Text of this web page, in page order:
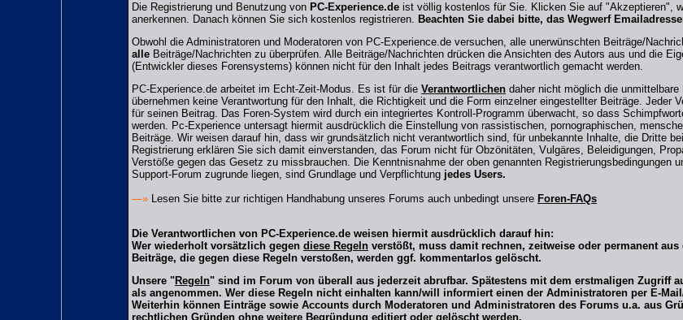
Die Registrierung und Benutzung von PC-Experience.de ist völlig kostenlos für Sie. Klicken Sie auf "Akzeptieren",
anerkennen. Danach können Sie sich kostenlos registrieren. Beachten Sie dabei bitte, das Wegwerf
Obwohl die Administratoren und Moderatoren von PC-Experience.de versuchen, alle unerwünschten Beiträge/
alle Beiträge/Nachrichten zu überprüfen. Alle Beiträge/Nachrichten drücken die Ansichten des Autors aus und die
(Entwickler dieses Forensystems) können nicht für den Inhalt jedes Beitrags verantwortlich gemacht werden.
PC-Experience.de arbeitet im Echt-Zeit-Modus. Es ist für die Verantwortlichen daher nicht möglich die
übernehmen keine Verantwortung für den Inhalt, die Richtigkeit und die Form einzelner eingestellter Beiträge. Jeder
für seinen Beitrag. Das Foren-System wird durch ein integriertes Kontroll-Programm überwacht, so dass
werden. Pc-Experience untersagt hiermit ausdrücklich die Einstellung von rassistischen, pornographischen,
Beiträge. Wir weisen darauf hin, dass wir grundsätzlich nicht verantwortlich sind, für unbekannte Inhalte, die Dritte
Registrierung erklären Sie sich damit einverstanden, das Forum nicht für Obzönitäten, Vulgäres, Beleidigungen,
Verstöße gegen das Gesetz zu missbrauchen. Die Kenntnisnahme der oben genannten Registrierungsbedingungen
Support-Forum zugrunde liegen, sind Grundlage und Verpflichtung jedes Users.
—» Lesen Sie bitte zur richtigen Handhabung unseres Forums auch unbedingt unsere Foren-FAQs
Die Verantwortlichen von PC-Experience.de weisen hiermit ausdrücklich darauf hin:
Wer wiederholt vorsätzlich gegen diese Regeln verstößt, muss damit rechnen, zeitweise oder permanent
Beiträge, die gegen diese Regeln verstoßen, werden ggf. kommentarlos gelöscht.
Unsere "Regeln" sind im Forum von überall aus jederzeit abrufbar. Spätestens mit dem erstmaligen Zugriff
als angenommen. Wer diese Regeln nicht einhalten kann/will informiert einen der Administratoren per E-
Weiterhin können Einträge sowie Accounts durch Moderatoren und Administratoren des Forums u.a. aus
rechtlichen Gründen ohne weitere Begründung editiert oder gelöscht werden.